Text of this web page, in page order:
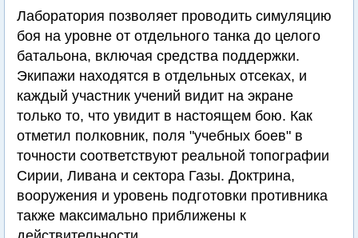
Лаборатория позволяет проводить симуляцию
боя на уровне от отдельного танка до целого
батальона, включая средства поддержки.
Экипажи находятся в отдельных отсеках, и
каждый участник учений видит на экране
только то, что увидит в настоящем бою. Как
отметил полковник, поля "учебных боев" в
точности соответствуют реальной топографии
Сирии, Ливана и сектора Газы. Доктрина,
вооружения и уровень подготовки противника
также максимально приближены к